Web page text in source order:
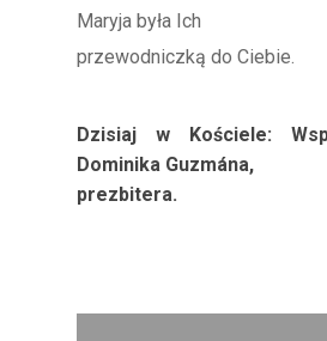
Maryja była Ich
przewodniczką do Ciebie.
Dzisiaj w Kościele:
Dominika Guzmána,
prezbitera.